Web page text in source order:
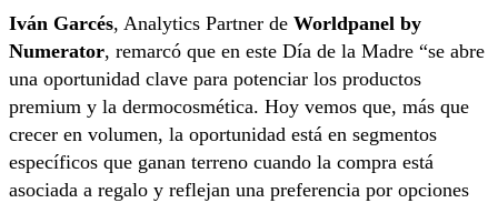
Iván Garcés, Analytics Partner de Worldpanel by
Numerator, remarcó que en este Día de la Madre “se abre
una oportunidad clave para potenciar los productos
premium y la dermocosmética. Hoy vemos que, más que
crecer en volumen, la oportunidad está en segmentos
específicos que ganan terreno cuando la compra está
asociada a regalo y reflejan una preferencia por opciones